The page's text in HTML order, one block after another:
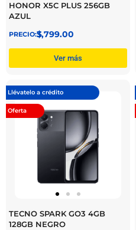
HONOR X5C PLUS 256GB
AZUL
$
3,799.00
Ver más
Llévatelo a crédito
Oferta
TECNO SPARK GO3 4GB
128GB NEGRO